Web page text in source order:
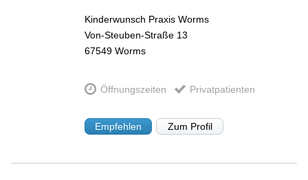
Kinderwunsch Praxis Worms
Von-Steuben-Straße 13
67549 Worms
Öffnungszeiten Privatpatienten
Empfehlen Zum Profil